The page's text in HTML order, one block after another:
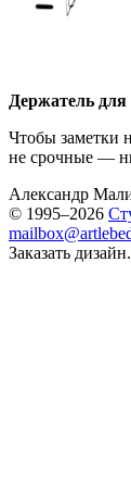
Держатель для
Чтобы заметки
не срочные —
Александр
© 1995–2026
Заказать